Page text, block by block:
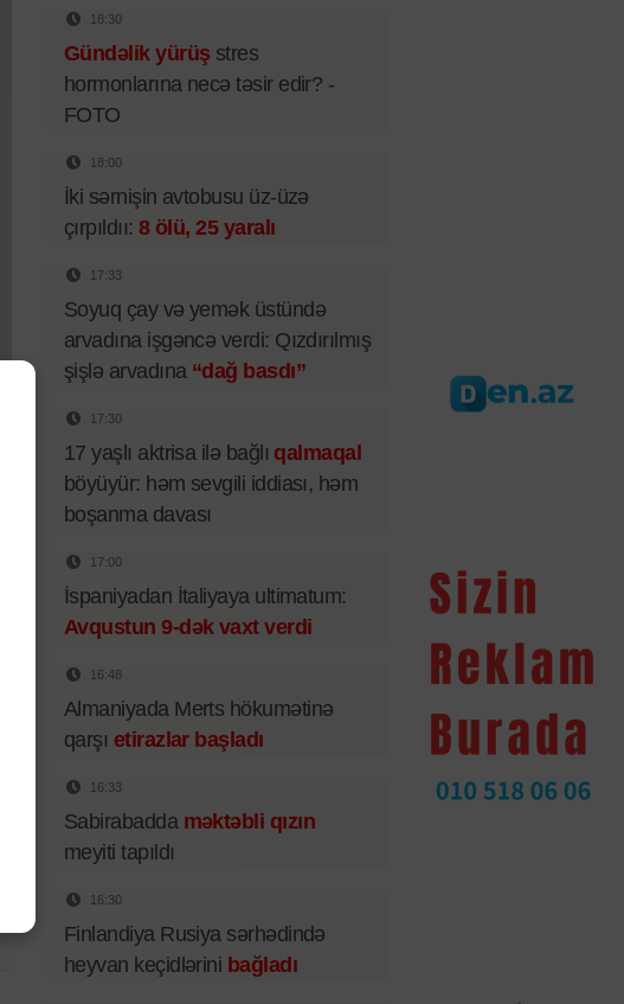
18:30
Gündəlik yürüş stres
hormonlarına necə təsir edir? -
FOTO
18:00
İki sərnişin avtobusu üz-üzə
çırpıldıı:8 ölü, 25 yaralı
17:33
Soyuq çay və yemək üstündə
arvadına işgəncə verdi: Qızdırılmış
şişlə arvadına “dağ basdı”
17:30
17 yaşlı aktrisa ilə bağlı qalmaqal
böyüyür: həm sevgili iddiası, həm
boşanma davası
17:00
İspaniyadan İtaliyaya ultimatum:
Avqustun 9-dək vaxt verdi
16:48
Almaniyada Merts hökumətinə
qarşı etirazlar başladı
16:33
Sabirabadda məktəbli qızın
meyiti tapıldı
16:30
Finlandiya Rusiya sərhədində
heyvan keçidlərini bağladı